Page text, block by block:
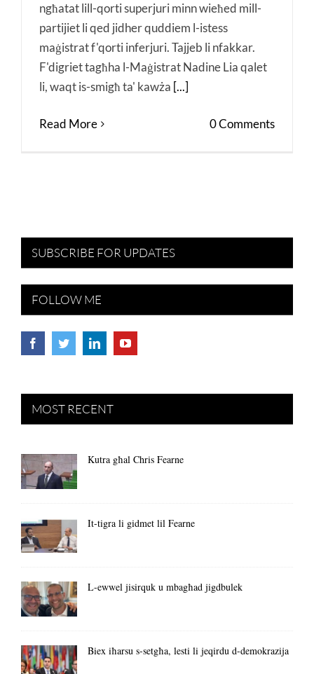
ngħatat lill-qorti superjuri minn wieħed mill-
partijiet li qed jidher quddiem l-istess
maġistrat f'qorti inferjuri. Tajjeb li nfakkar.
F'digriet tagħha l-Maġistrat Nadine Lia qalet
li, waqt is-smigħ ta' kawża [...]
Read More 0 Comments
SUBSCRIBE FOR UPDATES
FOLLOW ME
MOST RECENT
Kutra għal Chris Fearne
It-tigra li gidmet lil Fearne
L-ewwel jisirquk u mbagħad jigdbulek
Biex iħarsu s-setgħa, lesti li jeqirdu d-demokrazija